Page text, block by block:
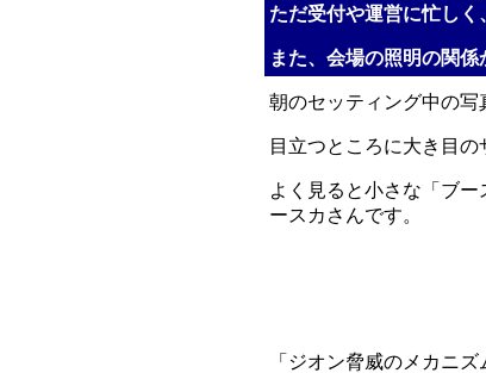
ただ受付や運営に忙しく
また、会場の照明の関
朝のセッティング中の写
目立つところに大き目の
よく見ると小さな「ブ
ースカさんです。
「ジオン脅威のメカニ